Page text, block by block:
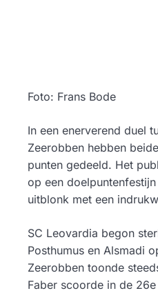
Foto: Frans Bode
In een enerverend duel
Zeerobben hebben
punten gedeeld. Het
op een
uitblonk met een
SC Leovardia begon
Posthumus en Alsmadi
Zeerobben toonde
Faber scoorde in de